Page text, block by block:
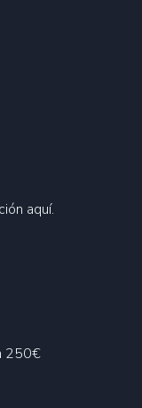
aquí.
250€